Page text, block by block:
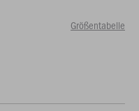
Größentabelle